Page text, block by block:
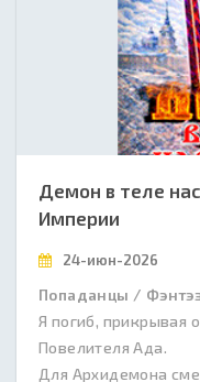
Демон в теле
Империи
24-июн-2026
Попаданцы /
Я погиб, прикрывая
Повелителя Ада.
Для Архидемона